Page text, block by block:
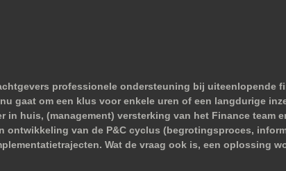
professionele ondersteuning bij uiteenlopende
gaat om een klus voor enkele uren of een langdurige
huis, (management) versterking van het Finance team
van de P&C cyclus (begrotingsproces,
Wat de vraag ook is, een oplossing